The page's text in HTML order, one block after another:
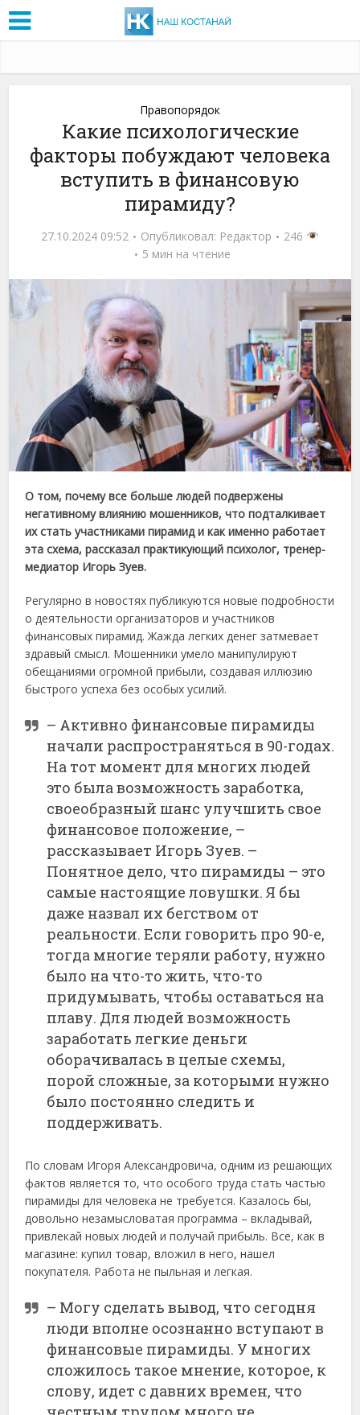
Правопорядок
Какие психологические
факторы побуждают человека
вступить в финансовую
пирамиду?
27.10.2024 09:52 Опубликовал: Редактор
246
5 мин на чтение
О том, почему все больше людей подвержены
негативному влиянию мошенников, что подталкивает
их стать участниками пирамид и как именно работает
эта схема, рассказал практикующий психолог, тренер-
медиатор Игорь Зуев.
Регулярно в новостях публикуются новые подробности
о деятельности организаторов и участников
финансовых пирамид. Жажда легких денег затмевает
здравый смысл. Мошенники умело манипулируют
обещаниями огромной прибыли, создавая иллюзию
быстрого успеха без особых усилий.
– Активно финансовые пирамиды
начали распространяться в 90-годах.
На тот момент для многих людей
это была возможность заработка,
своеобразный шанс улучшить свое
финансовое положение, –
рассказывает Игорь Зуев. –
Понятное дело, что пирамиды – это
самые настоящие ловушки. Я бы
даже назвал их бегством от
реальности. Если говорить про 90-е,
тогда многие теряли работу, нужно
было на что-то жить, что-то
придумывать, чтобы оставаться на
плаву. Для людей возможность
заработать легкие деньги
оборачивалась в целые схемы,
порой сложные, за которыми нужно
было постоянно следить и
поддерживать.
По словам Игоря Александровича, одним из решающих
фактов является то, что особого труда стать частью
пирамиды для человека не требуется. Казалось бы,
довольно незамысловатая программа – вкладывай,
привлекай новых людей и получай прибыль. Все, как в
магазине: купил товар, вложил в него, нашел
покупателя. Работа не пыльная и легкая.
– Могу сделать вывод, что сегодня
люди вполне осознанно вступают в
финансовые пирамиды. У многих
сложилось такое мнение, которое, к
слову, идет с давних времен, что